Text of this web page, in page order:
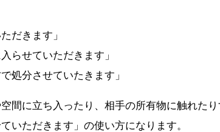
だきます」
らせていただきます」
処分させていたきます」
間に立ち入ったり、相手の所有物に触れた
いただきます」の使い方になります。